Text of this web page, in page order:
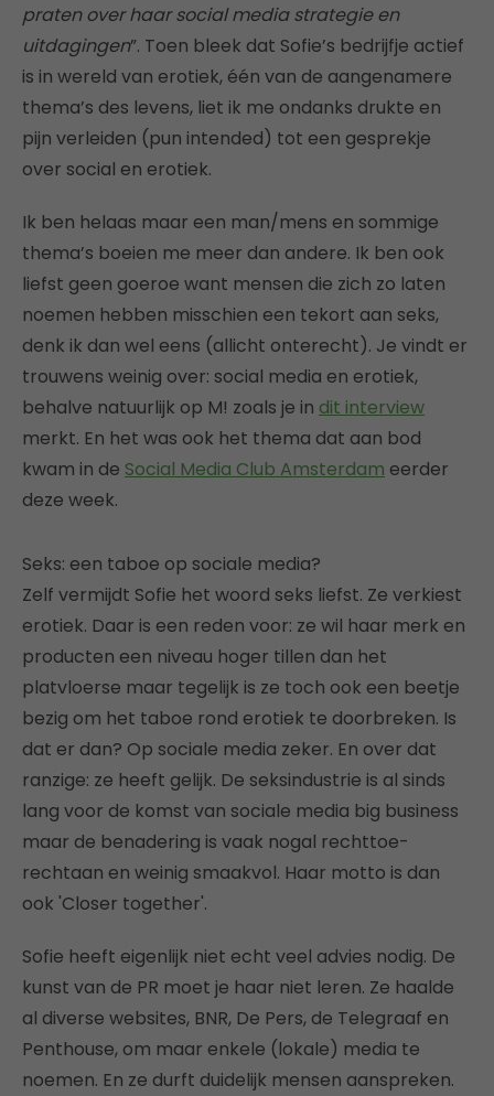
praten over haar social media strategie en
uitdagingen”. Toen bleek dat Sofie’s bedrijfje actief
is in wereld van erotiek, één van de aangenamere
thema’s des levens, liet ik me ondanks drukte en
pijn verleiden (pun intended) tot een gesprekje
over social en erotiek.
Ik ben helaas maar een man/mens en sommige
thema’s boeien me meer dan andere. Ik ben ook
liefst geen goeroe want mensen die zich zo laten
noemen hebben misschien een tekort aan seks,
denk ik dan wel eens (allicht onterecht). Je vindt er
trouwens weinig over: social media en erotiek,
behalve natuurlijk op M! zoals je in dit interview
merkt. En het was ook het thema dat aan bod
kwam in de Social Media Club Amsterdam eerder
deze week.
Seks: een taboe op sociale media?
Zelf vermijdt Sofie het woord seks liefst. Ze verkiest
erotiek. Daar is een reden voor: ze wil haar merk en
producten een niveau hoger tillen dan het
platvloerse maar tegelijk is ze toch ook een beetje
bezig om het taboe rond erotiek te doorbreken. Is
dat er dan? Op sociale media zeker. En over dat
ranzige: ze heeft gelijk. De seksindustrie is al sinds
lang voor de komst van sociale media big business
maar de benadering is vaak nogal rechttoe-
rechtaan en weinig smaakvol. Haar motto is dan
ook 'Closer together'.
Sofie heeft eigenlijk niet echt veel advies nodig. De
kunst van de PR moet je haar niet leren. Ze haalde
al diverse websites, BNR, De Pers, de Telegraaf en
Penthouse, om maar enkele (lokale) media te
noemen. En ze durft duidelijk mensen aanspreken.